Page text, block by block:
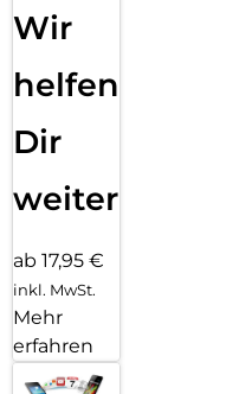
Wir
helfen
Dir
weiter
ab 17,95 €
inkl. MwSt.
Mehr
erfahren